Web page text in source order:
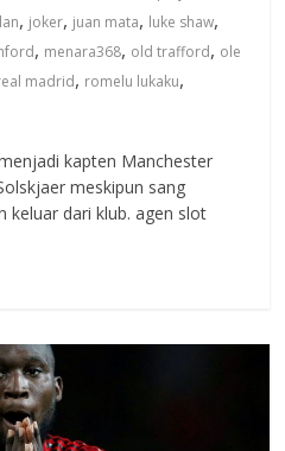
, joker, juan mata, luke shaw,
, menara368, old trafford, ole
madrid, romelu lukaku,
kapten Manchester
meskipun sang
keluar dari klub. agen slot